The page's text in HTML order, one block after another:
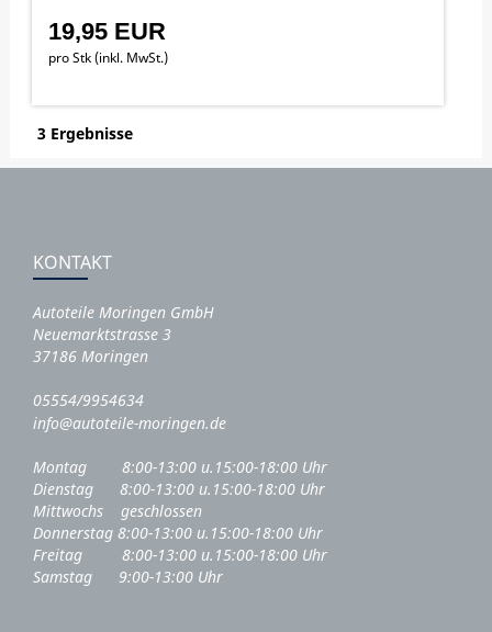
19,95 EUR
pro Stk (inkl. MwSt.)
3 Ergebnisse
KONTAKT
Autoteile Moringen GmbH
Neuemarktstrasse 3
37186 Moringen
05554/9954634
info@autoteile-moringen.de
Montag 8:00-13:00 u.15:00-18:00 Uhr
Dienstag 8:00-13:00 u.15:00-18:00 Uhr
Mittwochs geschlossen
Donnerstag 8:00-13:00 u.15:00-18:00 Uhr
Freitag 8:00-13:00 u.15:00-18:00 Uhr
Samstag 9:00-13:00 Uhr